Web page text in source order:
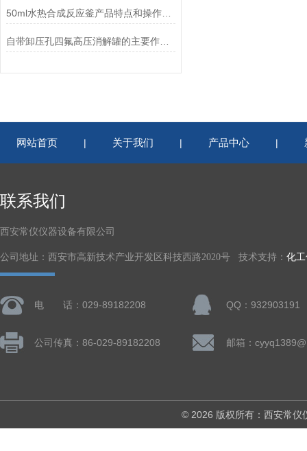
50ml水热合成反应釜产品特点和操作步骤
自带卸压孔四氟高压消解罐的主要作用和操作方法
网站首页 | 关于我们 | 产品中心 |
联系我们
西安常仪仪器设备有限公司
公司地址：西安市高新技术产业开发区科技西路2020号 技术支持： 化
电 话：029-89182208 QQ：932903191
公司传真：86-029-89182208 邮箱：
© 2026 版权所有：西安常